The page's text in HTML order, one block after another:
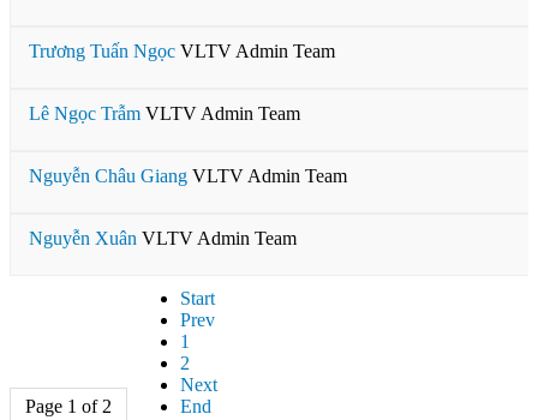
Trương Tuấn Ngọc VLTV Admin Team
Lê Ngọc Trẫm VLTV Admin Team
Nguyễn Châu Giang VLTV Admin Team
Nguyễn Xuân VLTV Admin Team
Page 1 of 2
Start
Prev
1
2
Next
End